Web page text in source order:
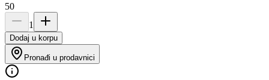
50
1
Dodaj u korpu
Pronađi u prodavnici